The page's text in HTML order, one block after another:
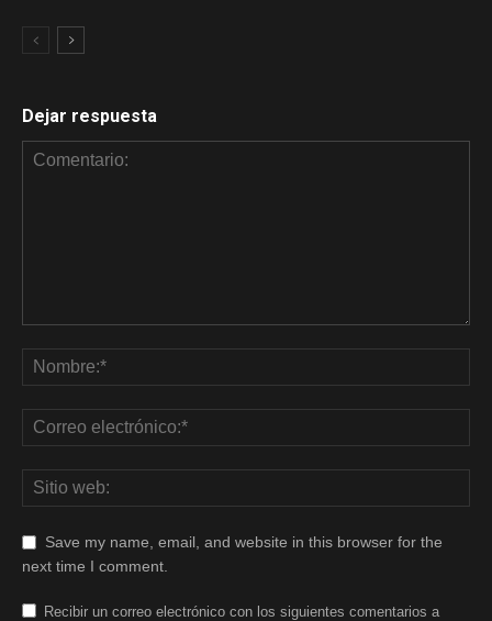
Dejar respuesta
Save my name, email, and website in this browser for the
next time I comment.
Recibir un correo electrónico con los siguientes comentarios a